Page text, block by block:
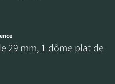
29 mm, 1 dôme plat de